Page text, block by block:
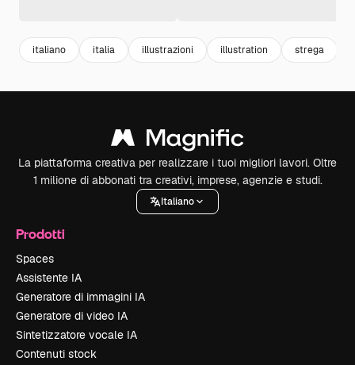
italiano italia illustrazioni illustration strega
La piattaforma creativa per realizzare i tuoi migliori lavori. Oltre
1 milione di abbonati tra creativi, imprese, agenzie e studi.
Italiano
Prodotti
Spaces
Assistente IA
Generatore di immagini IA
Generatore di video IA
Sintetizzatore vocale IA
Contenuti stock